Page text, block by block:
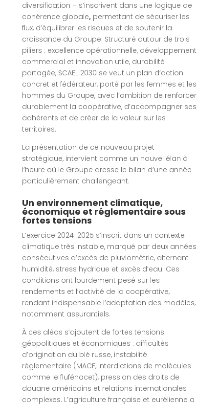
diversification – s’inscrivent dans une logique de
cohérence globale,permettant de sécuriser les
flux, d’équilibrer les risques et de soutenir la
croissance du Groupe. Structuré autour de trois
piliers : excellence opérationnelle, développement
commercial et innovation utile, durabilité
partagée, SCAEL 2030 se veut un plan d’action
concret et fédérateur, porté par les femmes et les
hommes du Groupe, avec l’ambition de renforcer
durablement la coopérative, d’accompagner ses
adhérents et de créer de la valeur sur les
territoires.
La présentation de ce nouveau projet
stratégique, intervient comme un nouvel élan à
l’heure où le Groupe dresse le bilan d’une année
particulièrement challengeant.
Un environnement climatique,
économique et réglementaire sous
fortes tensions
L’exercice 2024-2025 s’inscrit dans un contexte
climatique très instable, marqué par deux années
consécutives d’excès de pluviométrie, alternant
humidité, stress hydrique et excès d’eau. Ces
conditions ont lourdement pesé sur les
rendements et l’activité de la coopérative,
rendant indispensable l’adaptation des modèles,
notamment assurantiels.
À ces aléas s’ajoutent de fortes tensions
géopolitiques et économiques : difficultés
d’origination du blé russe, instabilité
réglementaire (MACF, interdictions de molécules
comme le flufénacet), pression des droits de
douane américains et relations internationales
complexes. L’agriculture française et eurélienne a